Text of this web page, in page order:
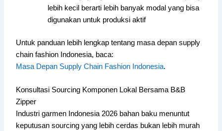
lebih kecil berarti lebih banyak modal yang bisa
digunakan untuk produksi aktif
Untuk panduan lebih lengkap tentang masa depan supply
chain fashion Indonesia, baca:
Masa Depan Supply Chain Fashion Indonesia.
Konsultasi Sourcing Komponen Lokal Bersama B&B
Zipper
Industri garmen Indonesia 2026 bahan baku menuntut
keputusan sourcing yang lebih cerdas bukan lebih murah